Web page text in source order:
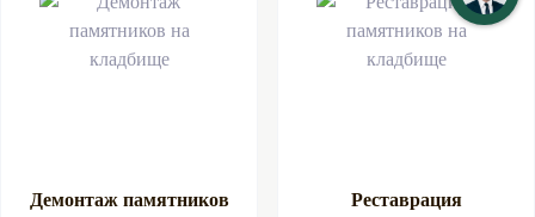
Демонтаж памятников
Реставрация